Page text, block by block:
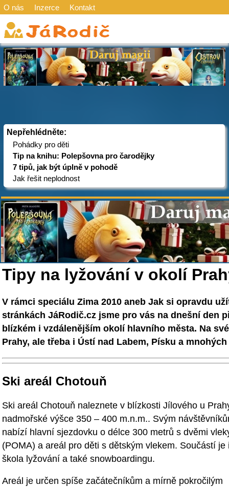
O nás Inzerce Kontakt
Nepřehlédněte:
Pohádky pro děti
Tip na knihu: Polepšovna pro čarodějky
7 tipů, jak být úplně v pohodě
Jak řešit neplodnost
Tipy na lyžování v okolí
V rámci speciálu Zima 2010 aneb Jak si opravdu
stránkách JáRodič.cz jsme pro vás na dnešní den
blízkém i vzdálenějším okolí hlavního města. Na
Prahy, ale třeba i Ústí nad Labem, Písku a
Ski areál Chotouň
Ski areál Chotouň naleznete v blízkosti Jílového u
nadmořské výšce 350 – 400 m.n.m.. Svým
nabízí hlavní sjezdovku o délce 300 metrů s dvěmi
(POMA) a areál pro děti s dětským vlekem. Součástí je
škola lyžování a také snowboardingu.
Areál je určen spíše začátečníkům a mírně pokročilým